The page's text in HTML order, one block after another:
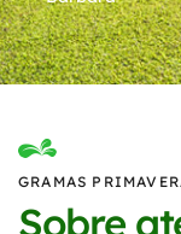
GRAMAS
Sobre